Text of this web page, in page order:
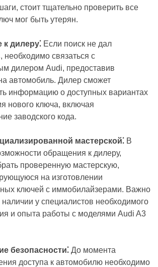
стоит тщательно проверить все
мог быть утерян.
дилеру⁚ Если поиск не дал
необходимо связаться с
дилером Audi, предоставив
автомобиль. Дилер сможет
информацию о доступных вариантах
нового ключа, включая
заводского кода.
мастерской⁚ В
обращения к дилеру,
проверенную мастерскую,
на изготовлении
ключей с иммобилайзерами. Важно
наличии у специалистов необходимого
и опыта работы с моделями Audi A3
безопасности⁚ До момента
доступа к автомобилю необходимо